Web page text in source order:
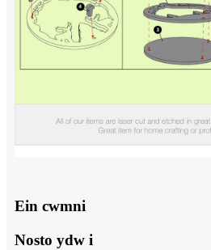
Ein cwmni
Nosto ydw i